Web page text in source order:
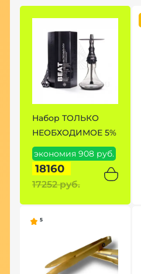
Набор ТОЛЬКО
НЕОБХОДИМОЕ 5%
экономия 908 руб.
18160
17252 руб.
5